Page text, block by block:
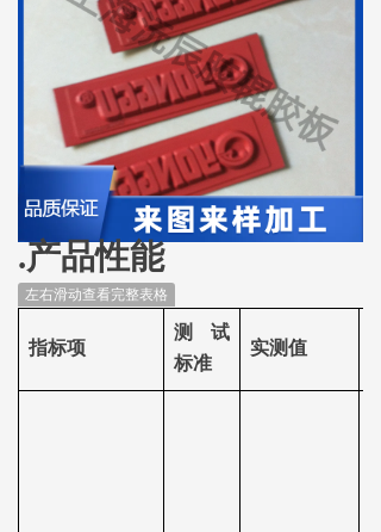
.产品性能
左右滑动查看完整表格
指标项
测试
标准
实测值